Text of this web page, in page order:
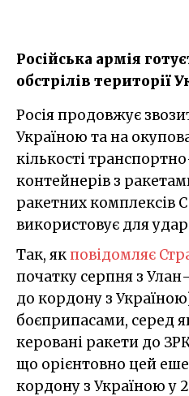
Російська армія
обстрілів території
Росія продовжує звозити до кордонів з
Україною та на
кількості
контейнерів з
ракетних комплексів
використовує для
Так, якповідомляє
початку серпня з
до кордону з
боєприпасами, серед
керовані ракети до
що орієнтовно цей
кордону з Україною у